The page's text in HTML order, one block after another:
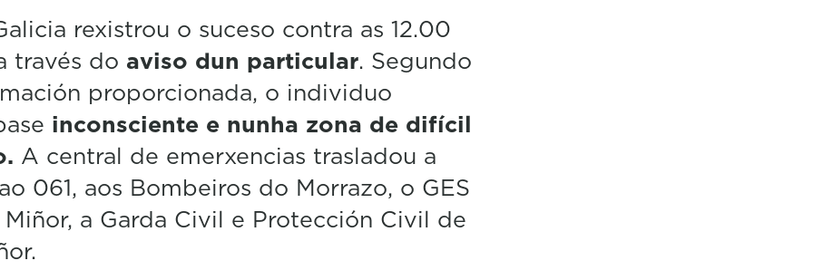
V
o
l
u
e
0
rexistrou o suceso contra as 12.00
través do aviso dun particular. Segundo
proporcionada, o individuo
inconsciente e nunha zona de difícil
A central de emerxencias trasladou a
061, aos Bombeiros do Morrazo, o GES
a Garda Civil e Protección Civil de